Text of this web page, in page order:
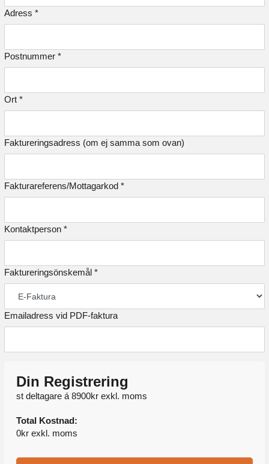
Adress *
Postnummer *
Ort *
Faktureringsadress (om ej samma som ovan)
Fakturareferens/Mottagarkod *
Kontaktperson *
Faktureringsönskemål *
Emailadress vid PDF-faktura
Din Registrering
st deltagare á8900kr exkl. moms
Total Kostnad:
0kr exkl. moms